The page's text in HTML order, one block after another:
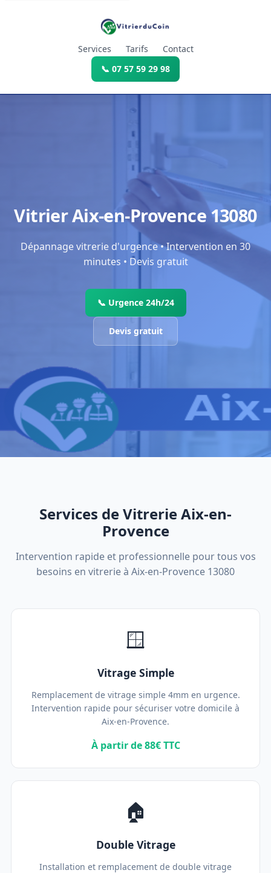
Services Tarifs
Contact
📞 07 57 59 29 98
Vitrier Aix-en-Provence 13080
Dépannage vitrerie d'urgence • Intervention en 30
minutes • Devis gratuit
📞 Urgence 24h/24
Devis gratuit
Services de Vitrerie Aix-en-
Provence
Intervention rapide et professionnelle pour tous vos
besoins en vitrerie à Aix-en-Provence 13080
🪟
Vitrage Simple
Remplacement de vitrage simple 4mm en urgence.
Intervention rapide pour sécuriser votre domicile à
Aix-en-Provence.
À partir de 88€ TTC
🏠
Double Vitrage
Installation et remplacement de double vitrage